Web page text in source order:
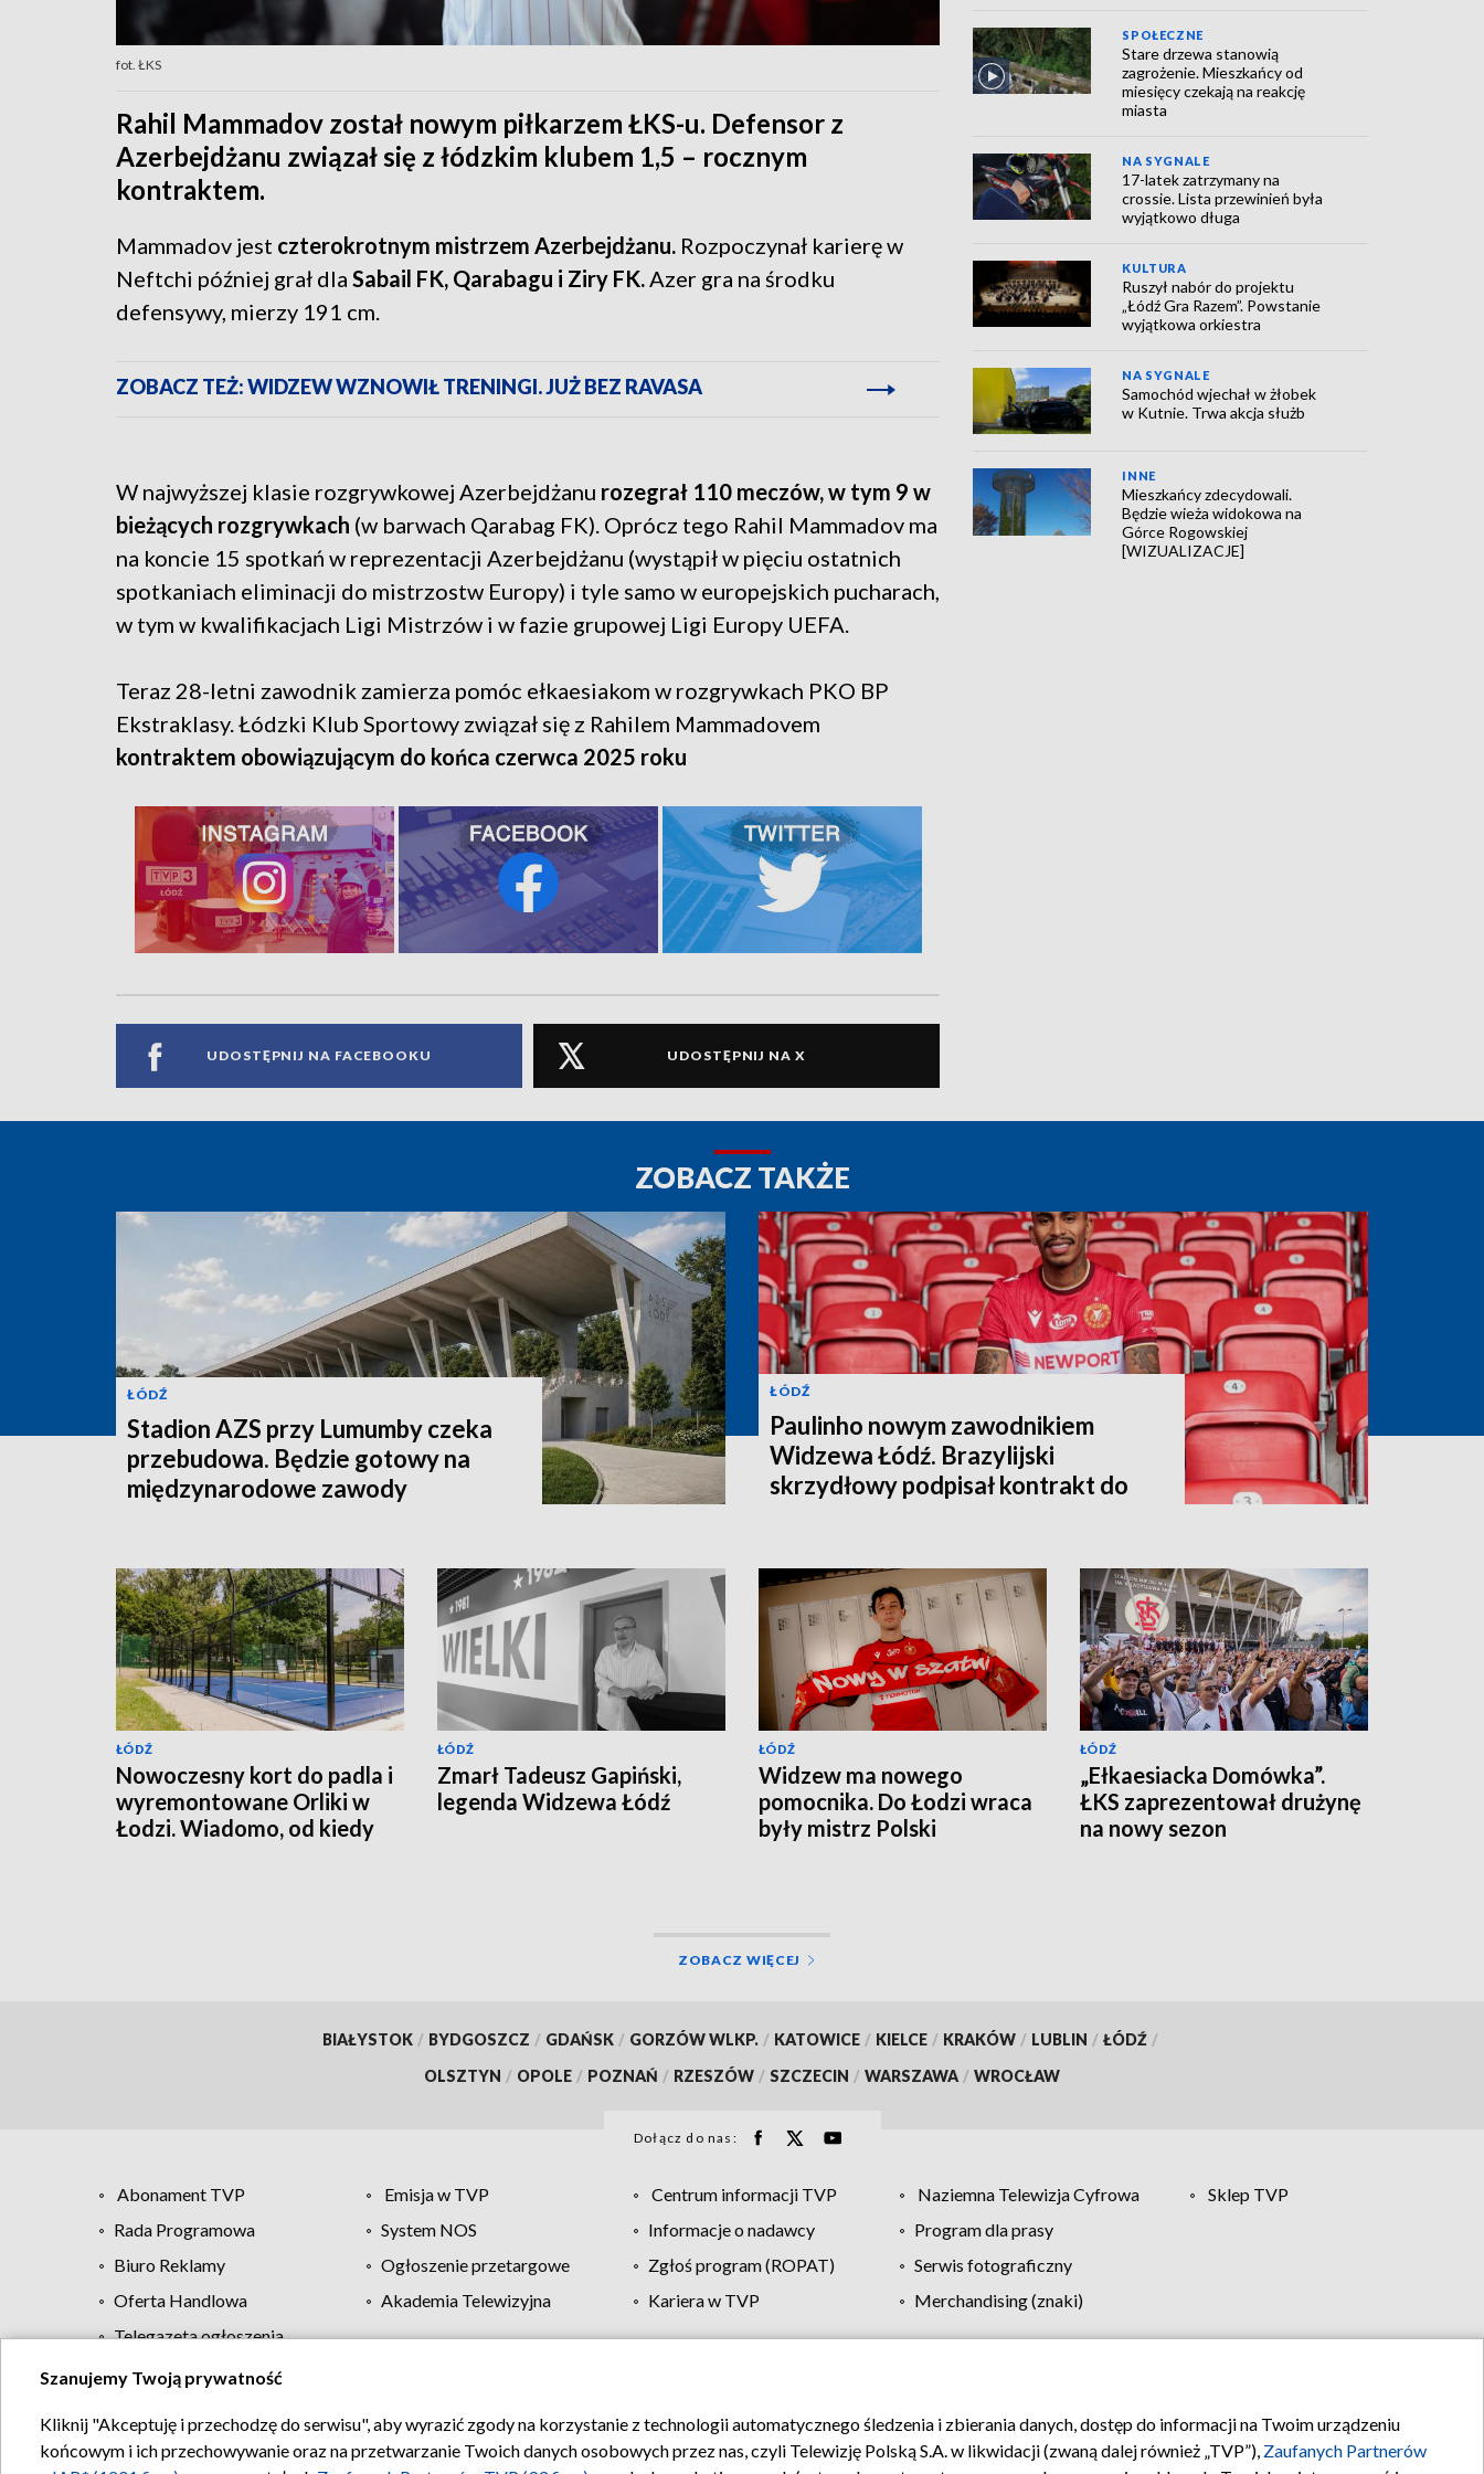
fot. ŁKS
Rahil Mammadov został nowym piłkarzem ŁKS-u. Defensor z
Azerbejdżanu związał się z łódzkim klubem 1,5 – rocznym
kontraktem.
Mammadov jest czterokrotnym mistrzem Azerbejdżanu. Rozpoczynał karierę w
Neftchi później grał dla Sabail FK, Qarabagu i Ziry FK.Azer gra na środku
defensywy, mierzy 191 cm.
ZOBACZ TEŻ: WIDZEW WZNOWIŁ TRENINGI. JUŻ BEZ RAVASA
W najwyższej klasie rozgrywkowej Azerbejdżanu rozegrał 110 meczów, w tym 9 w
bieżących rozgrywkach (w barwach Qarabag FK). Oprócz tego Rahil Mammadov ma
na koncie 15 spotkań w reprezentacji Azerbejdżanu (wystąpił w pięciu ostatnich
spotkaniach eliminacji do mistrzostw Europy) i tyle samo w europejskich pucharach,
w tym w kwalifikacjach Ligi Mistrzów i w fazie grupowej Ligi Europy UEFA.
Teraz 28-letni zawodnik zamierza pomóc ełkaesiakom w rozgrywkach PKO BP
Ekstraklasy. Łódzki Klub Sportowy związał się z Rahilem Mammadovem
kontraktem obowiązującym do końca czerwca 2025 roku
UDOSTĘPNIJ NA FACEBOOKU UDOSTĘPNIJ NA X
SPOŁECZNE
Stare drzewa stanowią
zagrożenie. Mieszkańcy od
miesięcy czekają na reakcję
miasta
NA SYGNALE
17-latek zatrzymany na
crossie. Lista przewinień była
wyjątkowo długa
KULTURA
Ruszył nabór do projektu
„Łódź Gra Razem”. Powstanie
wyjątkowa orkiestra
NA SYGNALE
Samochód wjechał w żłobek
w Kutnie. Trwa akcja służb
INNE
Mieszkańcy zdecydowali.
Będzie wieża widokowa na
Górce Rogowskiej
[WIZUALIZACJE]
ZOBACZ TAKŻE
ŁÓDŹ
Stadion AZS przy Lumumby czeka
przebudowa. Będzie gotowy na
międzynarodowe zawody
ŁÓDŹ
Paulinho nowym zawodnikiem
Widzewa Łódź. Brazylijski
skrzydłowy podpisał kontrakt do
ŁÓDŹ
Nowoczesny kort do padla i
wyremontowane Orliki w
Łodzi. Wiadomo, od kiedy
ŁÓDŹ
Zmarł Tadeusz Gapiński,
legenda Widzewa Łódź
ŁÓDŹ
Widzew ma nowego
pomocnika. Do Łodzi wraca
były mistrz Polski
ŁÓDŹ
„Ełkaesiacka Domówka”.
ŁKS zaprezentował drużynę
na nowy sezon
ZOBACZ WIĘCEJ
BIAŁYSTOK / BYDGOSZCZ / GDAŃSK / GORZÓW WLKP. / KATOWICE / KIELCE / KRAKÓW / LUBLIN / ŁÓDŹ /
OLSZTYN / OPOLE / POZNAŃ / RZESZÓW / SZCZECIN / WARSZAWA / WROCŁAW
Dołącz do nas:
Abonament TVP Emisja w TVP Centrum informacji TVP Naziemna Telewizja Cyfrowa
Sklep TVP
Rada Programowa
System NOS Informacje o nadawcy
Program dla prasy
Biuro Reklamy
Ogłoszenie przetargowe Zgłoś program (ROPAT)
Serwis fotograficzny
Oferta Handlowa
Akademia Telewizyjna Kariera w TVP
Merchandising (znaki)
Telegazeta ogłoszenia
Regulamin TVP Polityka prywatności Moje zgody Pomoc Biuro reklamy Kontakt
Szanujemy Twoją prywatność
Kliknij "Akceptuję i przechodzę do serwisu", aby wyrazić zgody na korzystanie z technologii automatycznego śledzenia i zbierania danych, dostęp do informacji na Twoim urządzeniu
końcowym i ich przechowywanie oraz na przetwarzanie Twoich danych osobowych przez nas, czyli Telewizję Polską S.A. w likwidacji (zwaną dalej również „TVP”), Zaufanych Partnerów